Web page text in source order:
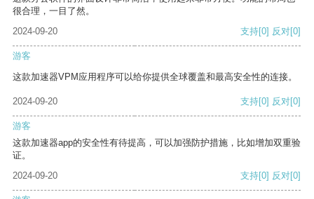
很合理，一目了然。
2024-09-20
支持[0] 反对[0]
游客
这款加速器VPM应用程序可以给你提供全球覆盖和最高安全性的连接。
2024-09-20 支持[0] 反对[0]
游客
这款加速器app的安全性有待提高，可以加强防护措施，比如增加双重验
证。
2024-09-20
支持[0] 反对[0]